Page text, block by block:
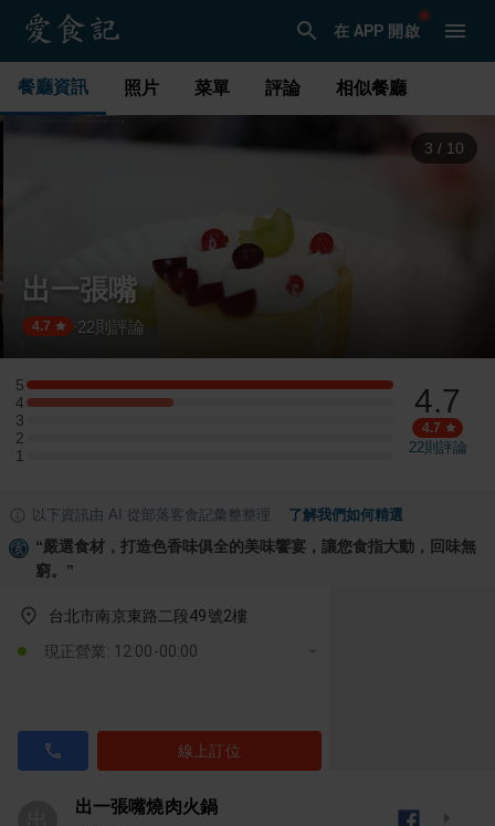
在 APP 開啟
餐廳資訊 照片 菜單 評論 相似餐廳
3 / 10
出一張嘴
4.7 22 則評論
5
5 星：5 則評論
4
4 星：2 則評論
3
3 星：0 則評論
2
2 星：0 則評論
1
1 星：0 則評論
4.7
4.7
22則評論
以下資訊由 AI 從部落客食記彙整整理 了解我們如何精選
“嚴選食材，打造色香味俱全的美味饗宴，讓您食指大動，回味無
窮。 ”
台北市南京東路二段49號2樓
現正營業: 12:00-00:00
線上訂位
出一張嘴燒肉火鍋